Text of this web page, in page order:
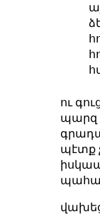
ու
պարզ
պէտք